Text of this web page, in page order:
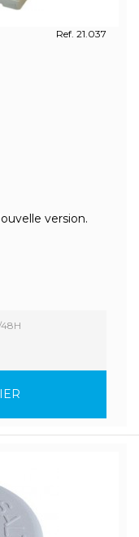
Ref. 21.037
version.